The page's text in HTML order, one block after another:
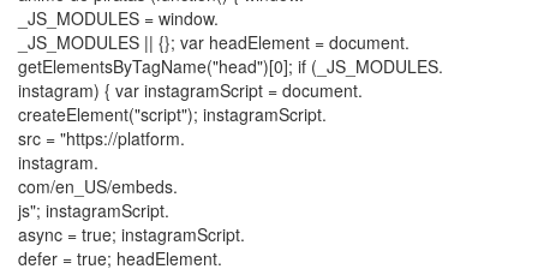
_JS_MODULES = window.
_JS_MODULES || {}; var headElement = document.
getElementsByTagName("head")[0]; if (_JS_MODULES.
instagram) { var instagramScript = document.
createElement("script"); instagramScript.
src = "https://platform.
instagram.
com/en_US/embeds.
js"; instagramScript.
async = true; instagramScript.
defer = true; headElement.